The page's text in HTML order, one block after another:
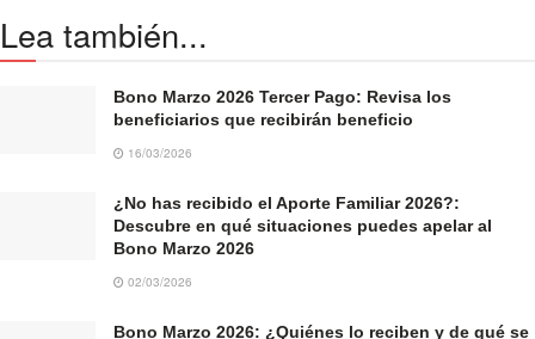
Lea también...
Bono Marzo 2026 Tercer Pago: Revisa los
beneficiarios que recibirán beneficio
16/03/2026
¿No has recibido el Aporte Familiar 2026?:
Descubre en qué situaciones puedes apelar al
Bono Marzo 2026
02/03/2026
Bono Marzo 2026: ¿Quiénes lo reciben y de qué se